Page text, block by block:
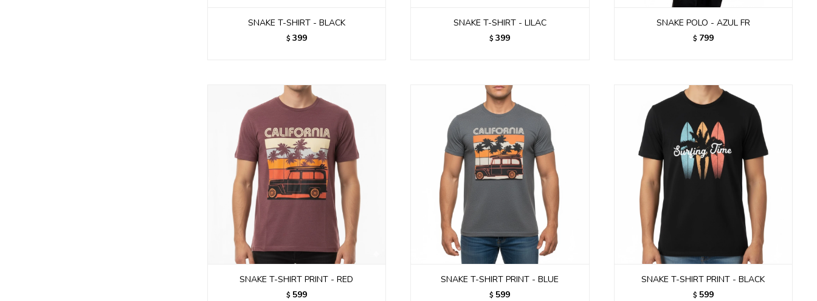
SNAKE T-SHIRT - BLACK
$ 399
SNAKE T-SHIRT - LILAC
$ 399
SNAKE POLO - AZUL FR
$ 799
SNAKE T-SHIRT PRINT - RED
$ 599
SNAKE T-SHIRT PRINT - BLUE
$ 599
SNAKE T-SHIRT PRINT - BLACK
$ 599